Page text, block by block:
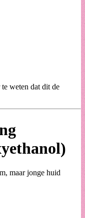
weten dat dit de
maar jonge huid